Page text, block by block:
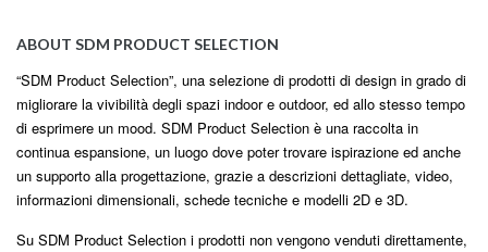
ABOUT SDM PRODUCT SELECTION
“SDM Product Selection”, una selezione di prodotti di design in grado di
migliorare la vivibilità degli spazi indoor e outdoor, ed allo stesso tempo
di esprimere un mood. SDM Product Selection è una raccolta in
continua espansione, un luogo dove poter trovare ispirazione ed anche
un supporto alla progettazione, grazie a descrizioni dettagliate, video,
informazioni dimensionali, schede tecniche e modelli 2D e 3D.
Su SDM Product Selection i prodotti non vengono venduti direttamente,